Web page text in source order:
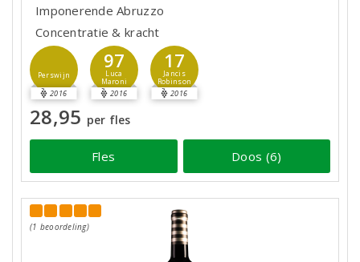
Imponerende Abruzzo
Concentratie & kracht
Perswijn
2016
97
Luca
Maroni
2016
17
Jancis
Robinson
2016
28,95 per fles
Fles Doos (6)
(1 beoordeling)